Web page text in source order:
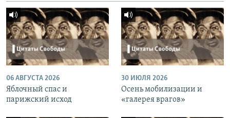
06 АВГУСТА 2026
Яблочный спас и
парижский исход
30 ИЮЛЯ 2026
Осень мобилизации и
«галерея врагов»